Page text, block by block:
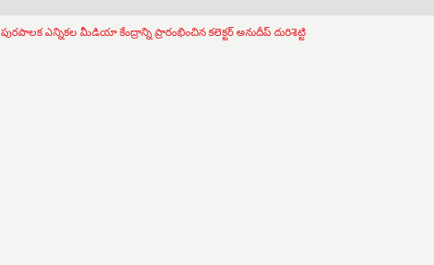
పురపాలక ఎన్నికల మీడియా కేంద్రాన్ని ప్రారంభించిన కలెక్టర్ అనుదీప్ దురిశెట్టి